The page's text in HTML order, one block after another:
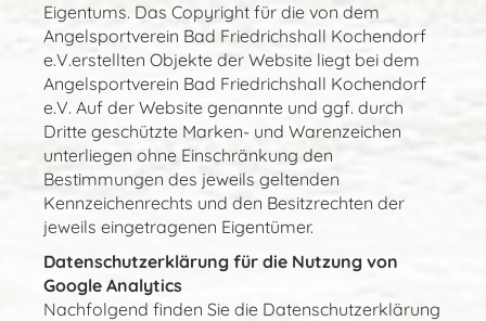
Eigentums. Das Copyright für die von dem
Angelsportverein Bad Friedrichshall Kochendorf
e.V.erstellten Objekte der Website liegt bei dem
Angelsportverein Bad Friedrichshall Kochendorf
e.V. Auf der Website genannte und ggf. durch
Dritte geschützte Marken- und Warenzeichen
unterliegen ohne Einschränkung den
Bestimmungen des jeweils geltenden
Kennzeichenrechts und den Besitzrechten der
jeweils eingetragenen Eigentümer.
Datenschutzerklärung für die Nutzung von
Google Analytics
Nachfolgend finden Sie die Datenschutzerklärung